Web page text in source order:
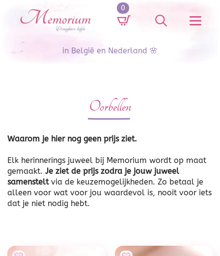
0
for:
in België en Nederland 🌸
Oorbellen
Waarom je hier nog geen prijs ziet.
Elk herinnerings juweel bij Memorium wordt op maat
gemaakt. Je ziet de prijs zodra je jouw juweel
samensteltvia de keuzemogelijkheden. Zo betaal je
alleen voor wat voor jou waardevol is, nooit voor iets
dat je niet nodig hebt.